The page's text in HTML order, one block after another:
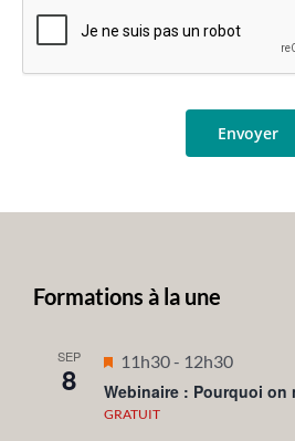
Formations à la une
SEP
8
Mis
en
avant
11h30- 12h30
Webinaire : Pourquoi on
GRATUIT